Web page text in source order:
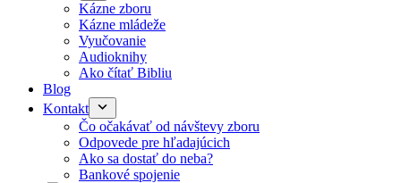
Kázne zboru
Kázne mládeže
Vyučovanie
Audioknihy
Ako čítať Bibliu
Blog
Kontakt
Čo očakávať od návštevy zboru
Odpovede pre hľadajúcich
Ako sa dostať do neba?
Bankové spojenie